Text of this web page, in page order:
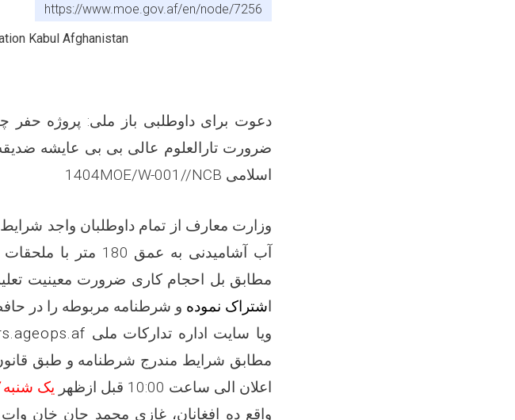
https://www.moe.gov.af/en/node/7256
Kabul Afghanistan
دعوت برای داوطلبی باز ملی:
ضرورت تارالعلوم عالی بی بی عایشه
اسلامی
1404MOE/W-001//NCB
وزارت معارف از تمام داوطلبان واجد شرایط
آب آشامیدنی به
مطابق بل احجام کاری ضرورت معینیت
اشتراک نموده و شرطنامه مربوطه را در
ویا سایت اداره تدارکات ملی
مطابق شرایط مندرج شرطنامه و طبق
اعلان الی ساعت 10:00 قبل ازظهر یک شنبه
واقع ده افغانان، غازی محمد جان خان وات